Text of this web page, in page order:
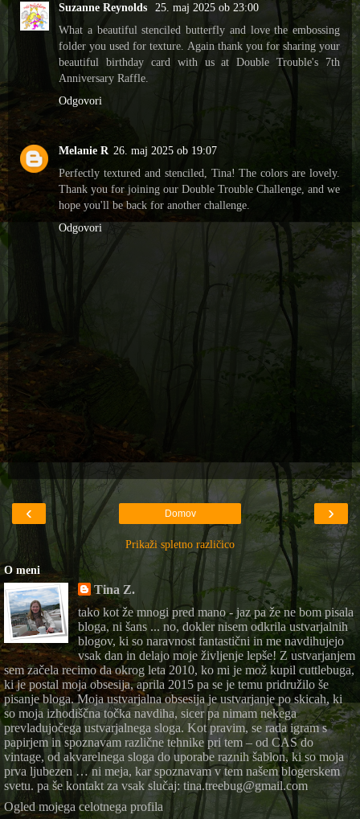
Suzanne Reynolds
25. maj 2025 ob 23:00
What a beautiful stenciled butterfly and love the embossing
folder you used for texture. Again thank you for sharing your
beautiful birthday card with us at Double Trouble's 7th
Anniversary Raffle.
Odgovori
Melanie R 26. maj 2025 ob 19:07
Perfectly textured and stenciled, Tina! The colors are lovely.
Thank you for joining our Double Trouble Challenge, and we
hope you'll be back for another challenge.
Odgovori
‹ ›
Domov
Prikaži spletno različico
O meni
Tina Z.
tako kot že mnogi pred mano - jaz pa že ne bom pisala
bloga, ni šans ... no, dokler nisem odkrila ustvarjalnih
blogov, ki so naravnost fantastični in me navdihujejo
vsak dan in delajo moje življenje lepše! Z ustvarjanjem
sem začela recimo da okrog leta 2010, ko mi je mož kupil cuttlebuga,
ki je postal moja obsesija, aprila 2015 pa se je temu pridružilo še
pisanje bloga. Moja ustvarjalna obsesija je ustvarjanje po skicah, ki
so moja izhodiščna točka navdiha, sicer pa nimam nekega
prevladujočega ustvarjalnega sloga. Kot pravim, se rada igram s
papirjem in spoznavam različne tehnike pri tem – od CAS do
vintage, od akvarelnega sloga do uporabe raznih šablon, ki so moja
prva ljubezen … ni meja, kar spoznavam v tem našem blogerskem
svetu. pa še kontakt za vsak slučaj: tina.treebug@gmail.com
Ogled mojega celotnega profila